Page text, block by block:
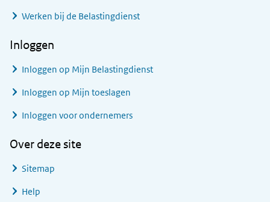
Werken bij de Belastingdienst
Inloggen
Inloggen op Mijn Belastingdienst
Inloggen op Mijn toeslagen
Inloggen voor ondernemers
Over deze site
Sitemap
Help